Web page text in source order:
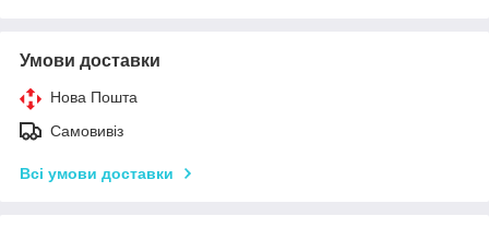
Умови доставки
Нова Пошта
Самовивіз
Всі умови доставки